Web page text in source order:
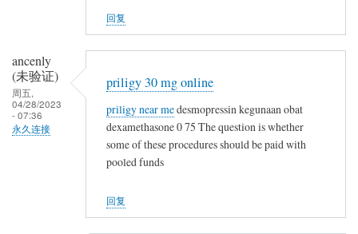
r
n
a
t
i
n
o
t
回复
ancenly
(未验证)
周五,
04/28/2023
- 07:36
永久连接
priligy 30 mg online
priligy near medesmopressin kegunaan obat
dexamethasone 0 75 The question is whether
some of these procedures should be paid with
pooled funds
回复